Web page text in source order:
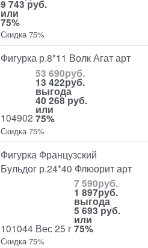
9 743 руб.
или
75%
Скидка 75%
Фигурка р.8*11 Волк Агат арт
104902
53 690руб.
13 422руб.
выгода
40 268 руб.
или
75%
Скидка 75%
Фигурка Французский
Бульдог р.24*40 Флюорит арт
101044 Вес 25 г
7 590руб.
1 897руб.
выгода
5 693 руб.
или
75%
Скидка 75%